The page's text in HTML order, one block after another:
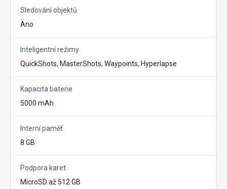
Sledování objektů
Ano
Inteligentní režimy
QuickShots, MasterShots, Waypoints, Hyperlapse
Kapacita baterie
5000 mAh
Interní paměť
8 GB
Podpora karet
MicroSD až 512 GB